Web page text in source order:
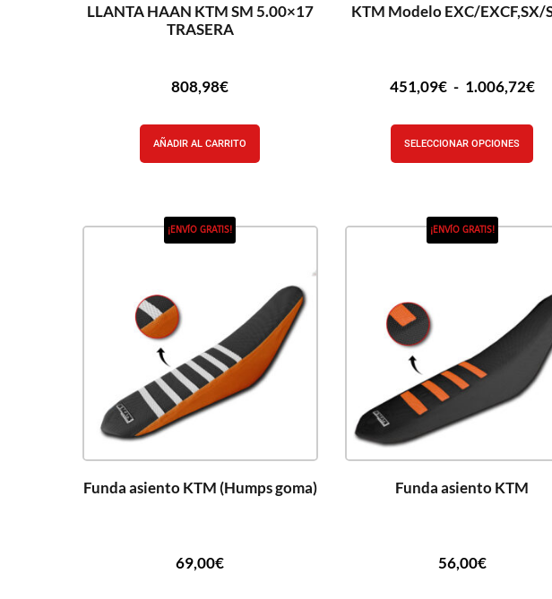
LLANTA HAAN KTM SM 5.00×17
TRASERA
808,98€
AÑADIR AL CARRITO
KTM Modelo EXC/EXCF,SX/
451,09€ - 1.006,72€
SELECCIONAR OPCIONES
¡ENVÍO GRATIS!
Funda asiento KTM (Humps goma)
69,00€
¡ENVÍO GRATIS!
Funda asiento KTM
56,00€